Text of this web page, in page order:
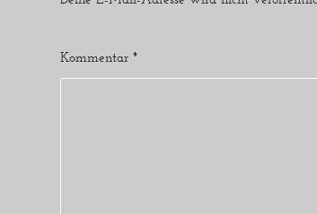
Kommentar *